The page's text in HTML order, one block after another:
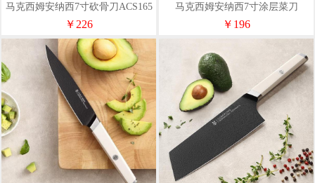
马克西姆安纳西7寸砍骨刀ACS165
￥226
马克西姆安纳西7寸涂层菜刀
ACS164
￥196